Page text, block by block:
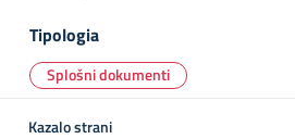
Tipologia
Splošni dokumenti
Kazalo strani